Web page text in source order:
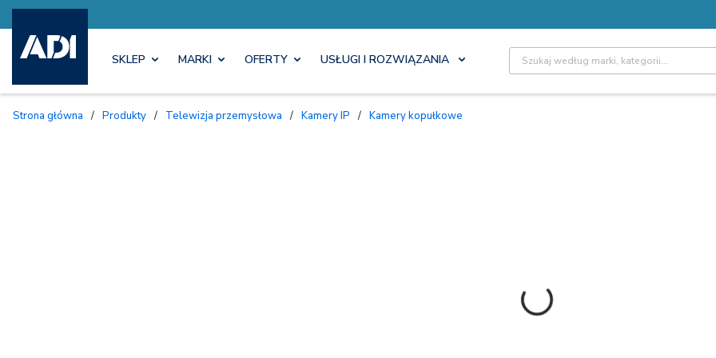
SKLEP MARKI OFERTY USŁUGI I ROZWIĄZANIA Site Search
Strona główna / Produkty / Telewizja przemysłowa / Kamery IP / Kamery kopułkowe